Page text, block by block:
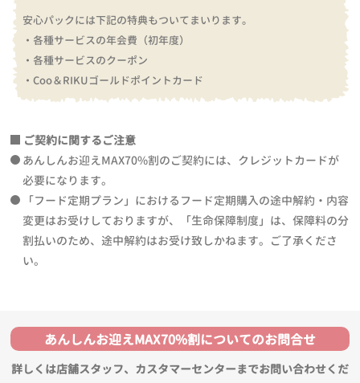
安心パックには下記の特典もついてまいります。
・各種サービスの年会費（初年度）
・各種サービスのクーポン
・Coo＆RIKUゴールドポイントカード
ご契約に関するご注意
あんしんお迎えMAX70%割のご契約には、クレジットカードが
必要になります。
「フード定期プラン」におけるフード定期購入の途中解約・内容
変更はお受けしておりますが、「生命保障制度」は、保障料の分
割払いのため、途中解約はお受け致しかねます。ご了承くださ
い。
あんしんお迎えMAX70%割についてのお問合せ
詳しくは店舗スタッフ、カスタマーセンターまでお問い合わせくだ